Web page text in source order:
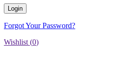
Forgot Your Password?
Wishlist (0)